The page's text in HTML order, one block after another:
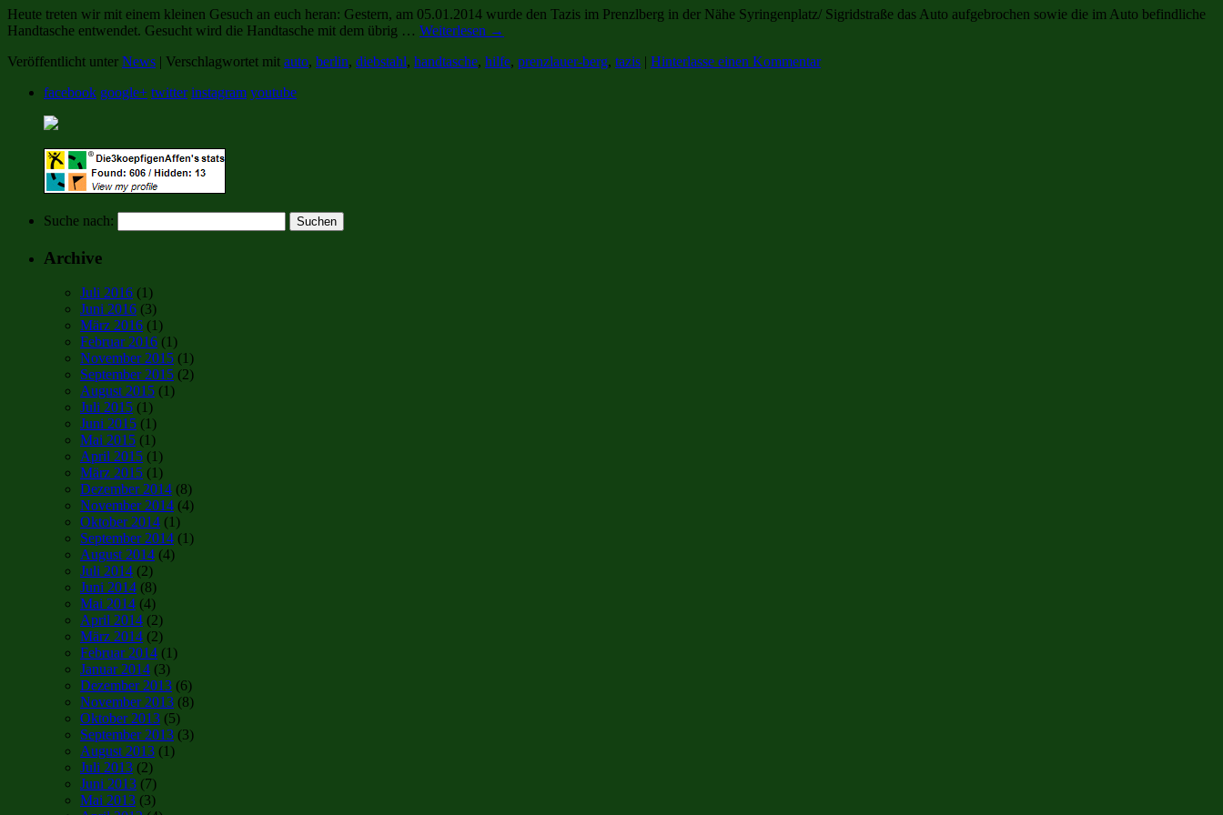
Heute treten wir mit einem kleinen Gesuch an euch heran: Gestern, am 05.01.2014 wurde den Tazis im Prenzlberg in der Nähe Syringenplatz/ Sigridstraße das Auto aufgebrochen sowie die im Auto befindliche
Handtasche entwendet. Gesucht wird die Handtasche mit dem übrig … Weiterlesen →
Veröffentlicht unter News | Verschlagwortet mit auto, berlin, diebstahl, handtasche, hilfe, prenzlauer-berg, tazis | Hinterlasse einen Kommentar
facebook google+ twitter instagram youtube
Suche nach:
Archive
Juli 2016 (1)
Juni 2016 (3)
März 2016 (1)
Februar 2016 (1)
November 2015 (1)
September 2015 (2)
August 2015 (1)
Juli 2015 (1)
Juni 2015 (1)
Mai 2015 (1)
April 2015 (1)
März 2015 (1)
Dezember 2014 (8)
November 2014 (4)
Oktober 2014 (1)
September 2014 (1)
August 2014 (4)
Juli 2014 (2)
Juni 2014 (8)
Mai 2014 (4)
April 2014 (2)
März 2014 (2)
Februar 2014 (1)
Januar 2014 (3)
Dezember 2013 (6)
November 2013 (8)
Oktober 2013 (5)
September 2013 (3)
August 2013 (1)
Juli 2013 (2)
Juni 2013 (7)
Mai 2013 (3)